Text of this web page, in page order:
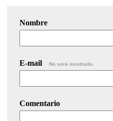
Nombre
E-mail No será mostrado.
Comentario